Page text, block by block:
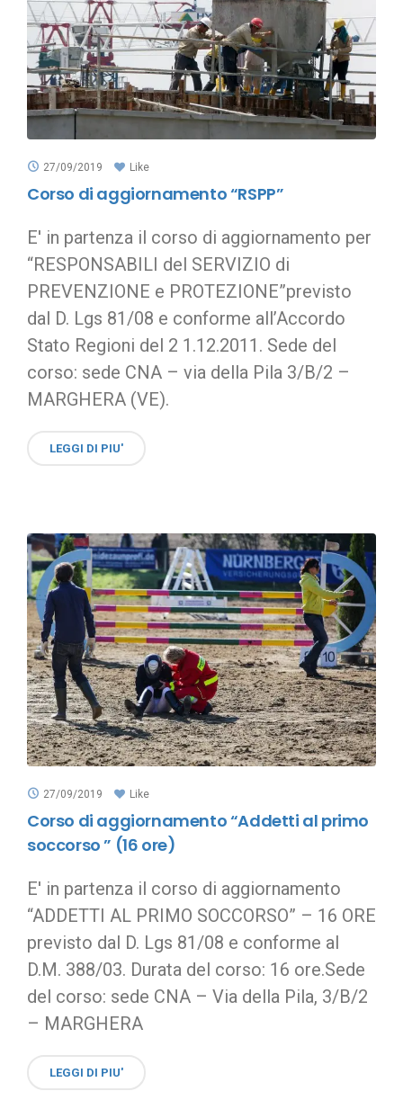
27/09/2019 Like
Corso di aggiornamento “RSPP”
E' in partenza il corso di aggiornamento per
“RESPONSABILI del SERVIZIO di
PREVENZIONE e PROTEZIONE”previsto
dal D. Lgs 81/08 e conforme all’Accordo
Stato Regioni del 2 1.12.2011. Sede del
corso: sede CNA – via della Pila 3/B/2 –
MARGHERA (VE).
LEGGI DI PIU'
27/09/2019 Like
Corso di aggiornamento “Addetti al primo
soccorso ” (16 ore)
E' in partenza il corso di aggiornamento
“ADDETTI AL PRIMO SOCCORSO” – 16 ORE
previsto dal D. Lgs 81/08 e conforme al
D.M. 388/03. Durata del corso: 16 ore.Sede
del corso: sede CNA – Via della Pila, 3/B/2
– MARGHERA
LEGGI DI PIU'